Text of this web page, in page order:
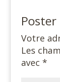
Votre
Les
avec *